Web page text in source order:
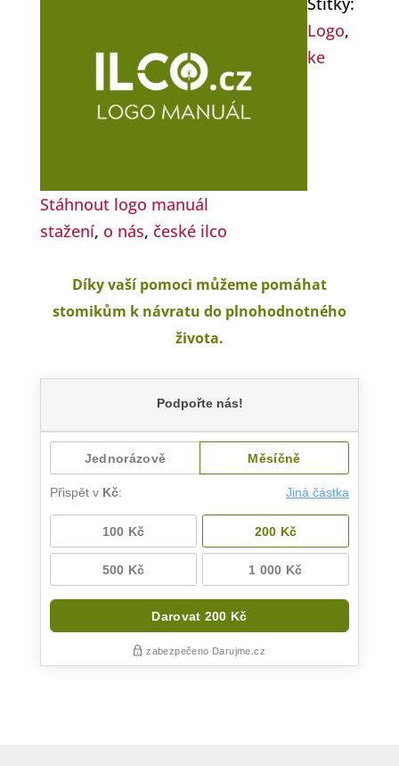
Stáhnout logo manuál
Logo,
ke
stažení, o nás, české ilco
Díky vaší pomoci můžeme pomáhat
stomikům k návratu do plnohodnotného
života.